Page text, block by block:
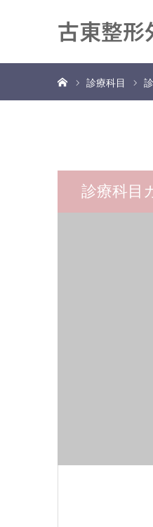
古東整形
診療科目
診療科目